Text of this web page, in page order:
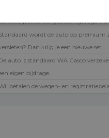
aangesloten garage via
wordt de auto op premium
Dan krijg je een nieuwe set.
auto is standaard WA Casco
eigen bijdrage.
betalen de wegen- en